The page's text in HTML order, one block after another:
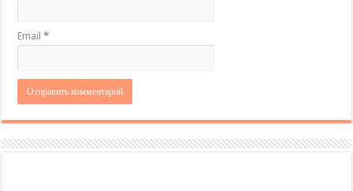
Email*